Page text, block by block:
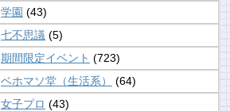
学園 (43)
七不思議 (5)
期間限定イベント (723)
ベホマソ堂（生活系）
(64)
女子プロ (43)